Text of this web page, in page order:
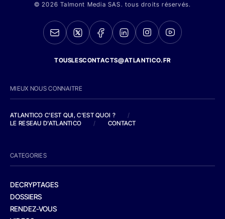
© 2026 Talmont Media SAS. tous droits réservés.
TOUSLESCONTACTS@ATLANTICO.FR
MIEUX NOUS CONNAITRE
ATLANTICO C'EST QUI, C'EST QUOI ?
/
LE RESEAU D'ATLANTICO
/ CONTACT
CATEGORIES
DECRYPTAGES
DOSSIERS
RENDEZ-VOUS